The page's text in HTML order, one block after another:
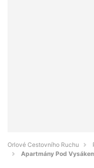
Orlové Cestovního Ruchu
Apartmány Pod